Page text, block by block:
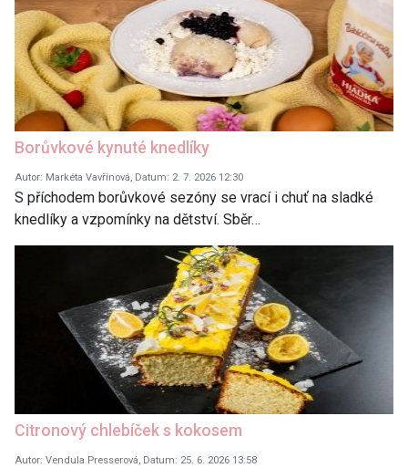
Borůvkové kynuté knedlíky
Autor: Markéta Vavřinová, Datum: 2. 7. 2026 12:30
S příchodem borůvkové sezóny se vrací i chuť na sladké
knedlíky a vzpomínky na dětství. Sběr…
Citronový chlebíček s kokosem
Autor: Vendula Presserová, Datum: 25. 6. 2026 13:58